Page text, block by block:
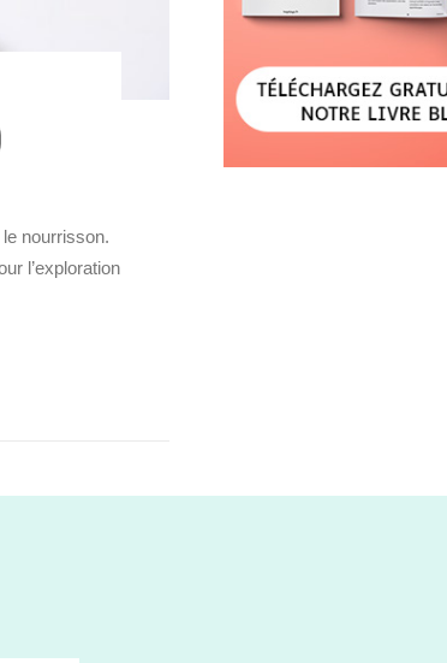
nourrisson.
l’exploration